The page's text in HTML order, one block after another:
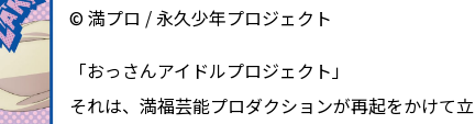
© 満プロ / 永久少年プロジェクト
「おっさんアイドルプロジェクト」
それは、満福芸能プロダクションが再起をかけて